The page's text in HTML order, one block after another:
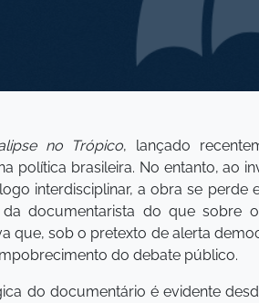
no Trópico, lançado
política brasileira. No entanto, ao
interdisciplinar, a obra se
documentarista do que sobre
que, sob o pretexto de alerta
do debate público.
do documentário é evidente